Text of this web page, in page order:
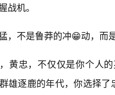
战机。
，不是鲁莽的冲😁动，而
黄忠，不仅仅是你个人
雄逐鹿的年代，你选择